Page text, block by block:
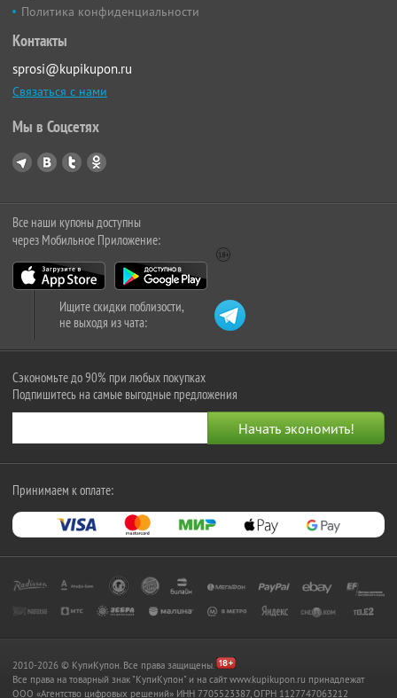
Политика конфиденциальности
Контакты
sprosi@kupikupon.ru
Связаться с нами
Мы в Соцсетях
Все наши купоны доступны
через Мобильное Приложение:
Ищите скидки поблизости,
не выходя из чата:
Сэкономьте до 90% при любых покупках
Подпишитесь на самые выгодные предложения
Принимаем к оплате:
2010-2026 © КупиКупон. Все права защищены.
Все права на товарный знак "КупиКупон" и на сайт www.kupikupon.ru принадлежат
OOO «Агентство цифровых решений» ИНН 7705523387, ОГРН 1127747063212